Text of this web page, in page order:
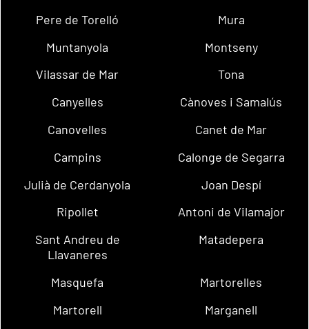
Pere de Torelló
Mura
Muntanyola
Montseny
Vilassar de Mar
Tona
Canyelles
Cànoves i Samalús
Canovelles
Canet de Mar
Campins
Calonge de Segarra
Julià de Cerdanyola
Joan Despí
Ripollet
Antoni de Vilamajor
Sant Andreu de
Llavaneres
Matadepera
Masquefa
Martorelles
Martorell
Marganell